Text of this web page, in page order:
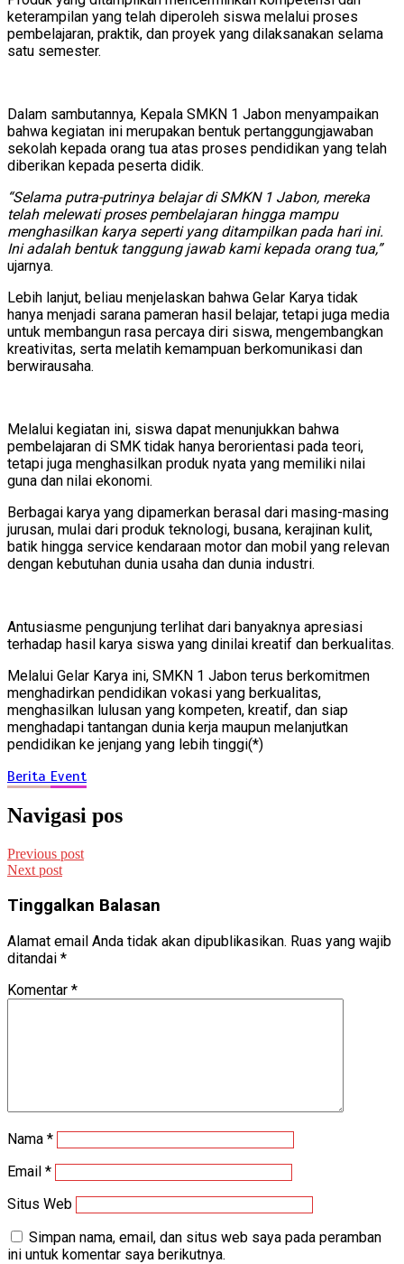
keterampilan yang telah diperoleh siswa melalui proses
pembelajaran, praktik, dan proyek yang dilaksanakan selama
satu semester.
Dalam sambutannya, Kepala SMKN 1 Jabon menyampaikan
bahwa kegiatan ini merupakan bentuk pertanggungjawaban
sekolah kepada orang tua atas proses pendidikan yang telah
diberikan kepada peserta didik.
“Selama putra-putrinya belajar di SMKN 1 Jabon, mereka
telah melewati proses pembelajaran hingga mampu
menghasilkan karya seperti yang ditampilkan pada hari ini.
Ini adalah bentuk tanggung jawab kami kepada orang tua,”
ujarnya.
Lebih lanjut, beliau menjelaskan bahwa Gelar Karya tidak
hanya menjadi sarana pameran hasil belajar, tetapi juga media
untuk membangun rasa percaya diri siswa, mengembangkan
kreativitas, serta melatih kemampuan berkomunikasi dan
berwirausaha.
Melalui kegiatan ini, siswa dapat menunjukkan bahwa
pembelajaran di SMK tidak hanya berorientasi pada teori,
tetapi juga menghasilkan produk nyata yang memiliki nilai
guna dan nilai ekonomi.
Berbagai karya yang dipamerkan berasal dari masing-masing
jurusan, mulai dari produk teknologi, busana, kerajinan kulit,
batik hingga service kendaraan motor dan mobil yang relevan
dengan kebutuhan dunia usaha dan dunia industri.
Antusiasme pengunjung terlihat dari banyaknya apresiasi
terhadap hasil karya siswa yang dinilai kreatif dan berkualitas.
Melalui Gelar Karya ini, SMKN 1 Jabon terus berkomitmen
menghadirkan pendidikan vokasi yang berkualitas,
menghasilkan lulusan yang kompeten, kreatif, dan siap
menghadapi tantangan dunia kerja maupun melanjutkan
pendidikan ke jenjang yang lebih tinggi(*)
Berita Event
Navigasi pos
Previous post
Next post
Tinggalkan Balasan
Alamat email Anda tidak akan dipublikasikan. Ruas yang wajib
ditandai *
Komentar *
Nama *
Email *
Situs Web
Simpan nama, email, dan situs web saya pada peramban
ini untuk komentar saya berikutnya.